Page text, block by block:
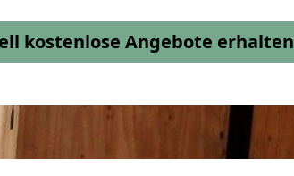
kostenlose Angebote erhalten